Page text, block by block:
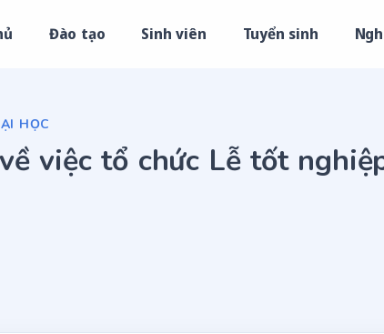
Đào tạo Sinh viên Tuyển sinh
HỌC
việc tổ chức Lễ tốt